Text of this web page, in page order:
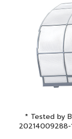
* Tested by
20214009288-